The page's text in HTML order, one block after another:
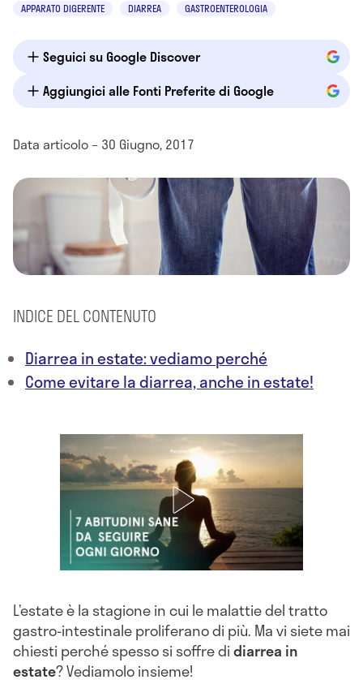
APPARATO DIGERENTE DIARREA GASTROENTEROLOGIA
Seguici su Google Discover
Aggiungici alle Fonti Preferite di Google
Data articolo – 30 Giugno, 2017
INDICE DEL CONTENUTO
Diarrea in estate: vediamo perché
Come evitare la diarrea, anche in estate!
L’estate è la stagione in cui le malattie del tratto
gastro-intestinale proliferano di più. Ma vi siete mai
chiesti perché spesso si soffre didiarrea in
estate? Vediamolo insieme!